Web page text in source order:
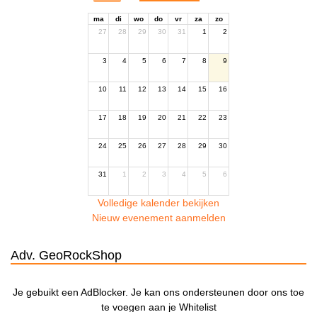
ma di wo do vr za
zo
27
28 29 30 31 1 2
3 4 5 6 7 8 9
10 11 12 13 14 15 16
17 18 19 20 21 22 23
24 25 26 27 28 29 30
31 1 2 3 4 5 6
Volledige kalender bekijken
Nieuw evenement aanmelden
Adv. GeoRockShop
Je gebuikt een AdBlocker. Je kan ons ondersteunen door ons toe
te voegen aan je Whitelist